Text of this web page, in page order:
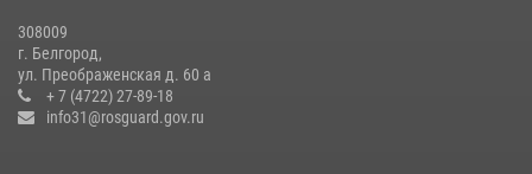
Росгвардейцы провели урок безопасности для воспитанников
Старооскольского военно-патриотического клуба
10 июля 2026, 06:30
308009
г. Белгород,
ул. Преображенская д. 60 а
+ 7 (4722) 27-89-18
info31@rosguard.gov.ru